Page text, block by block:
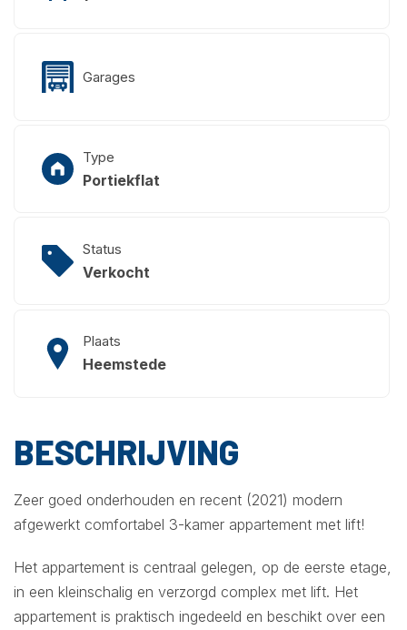
Garages
Type
Portiekflat
Status
Verkocht
Plaats
Heemstede
BESCHRIJVING
Zeer goed onderhouden en recent (2021) modern
afgewerkt comfortabel 3-kamer appartement met lift!
Het appartement is centraal gelegen, op de eerste etage,
in een kleinschalig en verzorgd complex met lift. Het
appartement is praktisch ingedeeld en beschikt over een